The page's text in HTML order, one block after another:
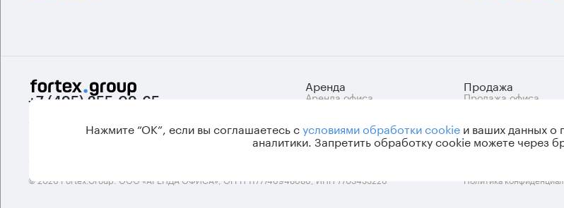
+7 (495) 255-09-65
Аренда
Аренда офиса
помещений
Продажа
Продажа офиса
Продажа нежилых
помещений
© 2026 Fortex.Group. ООО «АРЕНДА ОФИСА», ОГРН 1177746948686, ИНН 7703433226 Политика
Нажмите “ОК”, если вы соглашаетесь сусловиями обработки cookieи ваших данных о
аналитики. Запретить обработку cookie можете через